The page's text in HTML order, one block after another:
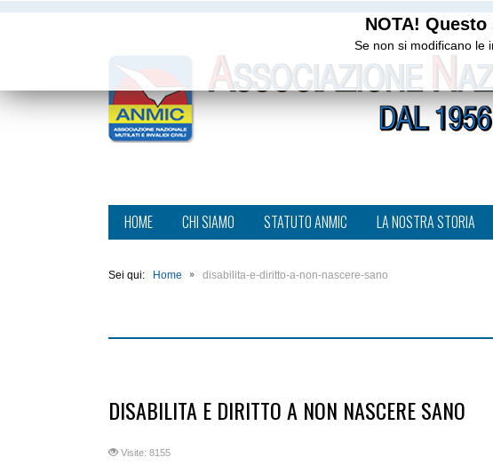
HOME CHI SIAMO STATUTO ANMIC LA NOSTRA STORIA
Sei qui: Home disabilita-e-diritto-a-non-nascere-sano
NOTA!
Se non si modificano le
DISABILITA E DIRITTO A NON NASCERE SANO
Visite: 8155